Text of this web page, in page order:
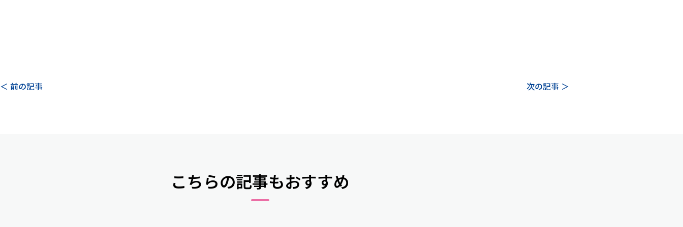
＜ 前の記事 次の記事 ＞
こちらの記事もおすすめ